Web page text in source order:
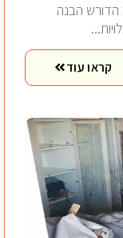
הדורש הבנה
קראו עוד